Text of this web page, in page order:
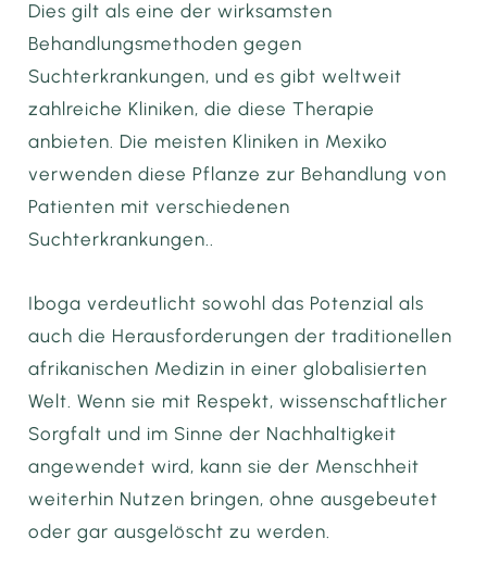
Dies gilt als eine der wirksamsten
Behandlungsmethoden gegen
Suchterkrankungen, und es gibt weltweit
zahlreiche Kliniken, die diese Therapie
anbieten. Die meisten Kliniken in Mexiko
verwenden diese Pflanze zur Behandlung von
Patienten mit verschiedenen
Suchterkrankungen..
Iboga verdeutlicht sowohl das Potenzial als
auch die Herausforderungen der traditionellen
afrikanischen Medizin in einer globalisierten
Welt. Wenn sie mit Respekt, wissenschaftlicher
Sorgfalt und im Sinne der Nachhaltigkeit
angewendet wird, kann sie der Menschheit
weiterhin Nutzen bringen, ohne ausgebeutet
oder gar ausgelöscht zu werden.